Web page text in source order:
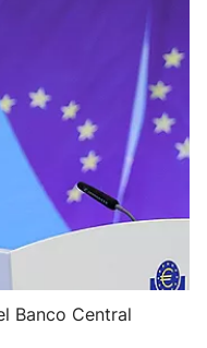
Banco Central